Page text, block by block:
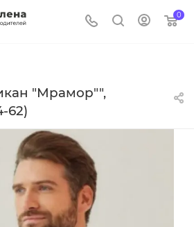
0
"Мрамор"",
62)